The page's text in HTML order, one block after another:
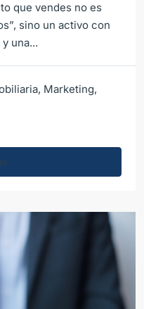
que vendes no es
sino un activo con
una...
, Marketing,